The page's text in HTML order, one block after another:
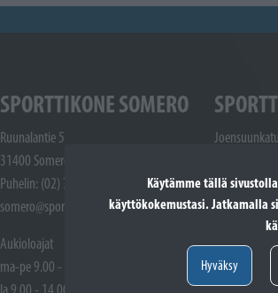
Käytämme tällä
käyttökokemustasi. Jatkamalla
Hyväksy
SPORTTIKONE SOMERO
Ruunalantie 5
31400 Somero
Puhelin: (02) 748 9300
somero@sporttikone.fi
Aukioloajat
ma-pe 9.00 - 17.00
la 9.00 - 14.00
Puhelin:
Aukioloajat
ma-pe 9.00
la 9.00 -